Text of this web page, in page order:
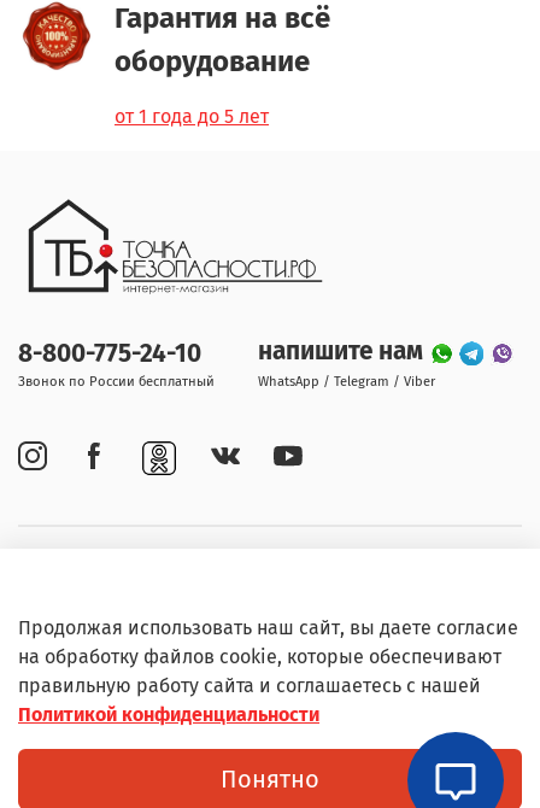
Гарантия на всё
оборудование
от 1 года до 5 лет
Информация
8-800-775-24-10
Звонок по России бесплатный
напишите нам
WhatsApp / Telegram / Viber
© Любое использование контента без письменного
разрешения запрещено
Продолжая использовать наш сайт, вы даете согласие
на обработку файлов cookie, которые обеспечивают
правильную работу сайта и соглашаетесь с нашей
Политикой конфиденциальности
Понятно